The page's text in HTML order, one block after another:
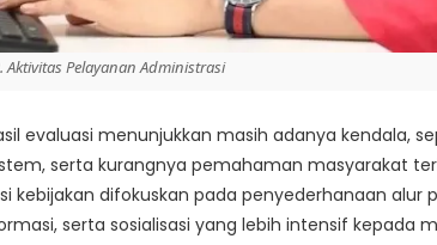
Aktivitas Pelayanan Administrasi
evaluasi menunjukkan masih adanya kendala,
serta kurangnya pemahaman masyarakat
kebijakan difokuskan pada penyederhanaan alur
serta sosialisasi yang lebih intensif kepada